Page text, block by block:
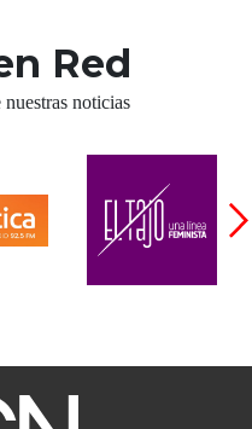
Red
noticias